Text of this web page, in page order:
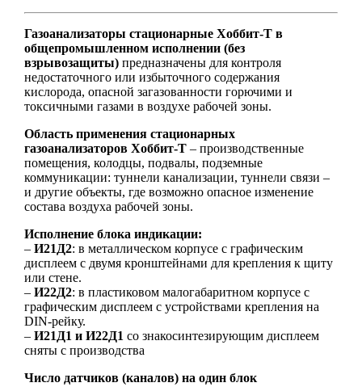
Газоанализаторы стационарные Хоббит-Т в
общепромышленном исполнении (без
взрывозащиты) предназначены для контроля
недостаточного или избыточного содержания
кислорода, опасной загазованности горючими и
токсичными газами в воздухе рабочей зоны.
Область применения стационарных
газоанализаторов Хоббит-Т – производственные
помещения, колодцы, подвалы, подземные
коммуникации: туннели канализации, туннели связи –
и другие объекты, где возможно опасное изменение
состава воздуха рабочей зоны.
Исполнение блока индикации:
– И21Д2: в металлическом корпусе с графическим
дисплеем с двумя кронштейнами для крепления к щиту
или стене.
– И22Д2: в пластиковом малогабаритном корпусе с
графическим дисплеем с устройствами крепления на
DIN-рейку.
–И21Д1 и И22Д1 со знакосинтезирующим дисплеем
сняты с производства
Число датчиков (каналов) на один блок